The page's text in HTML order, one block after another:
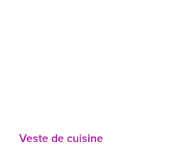
Veste de cuisine